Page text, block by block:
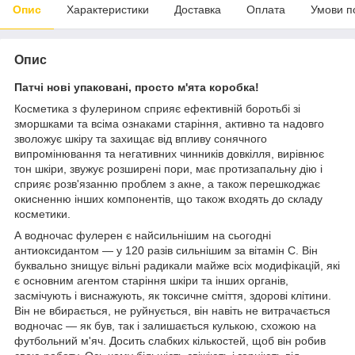
Опис Характеристики Доставка Оплата Умови
Опис
Патчі нові упаковані, просто м'ята коробка!
Косметика з фулерином сприяє ефективній боротьбі зі
зморшками та всіма ознаками старіння, активно та надовго
зволожує шкіру та захищає від впливу сонячного
випромінювання та негативних чинників довкілля, вирівнює
тон шкіри, звужує розширені пори, має протизапальну дію і
сприяє розв'язанню проблем з акне, а також перешкоджає
окисненню інших компонентів, що також входять до складу
косметики.
А водночас фулерен є найсильнішим на сьогодні
антиоксидантом — у 120 разів сильнішим за вітамін С. Він
буквально знищує вільні радикали майже всіх модифікацій, які
є основним агентом старіння шкіри та інших органів,
засмічують і виснажують, як токсичне сміття, здорові клітини.
Він не вбирається, не руйнується, він навіть не витрачається
водночас — як був, так і залишається кулькою, схожою на
футбольний м'яч. Досить слабких кількостей, щоб він робив